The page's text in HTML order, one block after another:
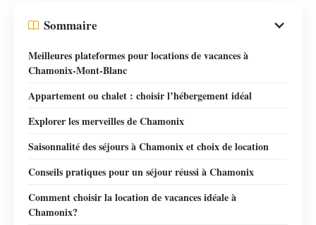
Sommaire
Meilleures plateformes pour locations de vacances à
Chamonix-Mont-Blanc
Appartement ou chalet : choisir l’hébergement idéal
Explorer les merveilles de Chamonix
Saisonnalité des séjours à Chamonix et choix de location
Conseils pratiques pour un séjour réussi à Chamonix
Comment choisir la location de vacances idéale à
Chamonix?